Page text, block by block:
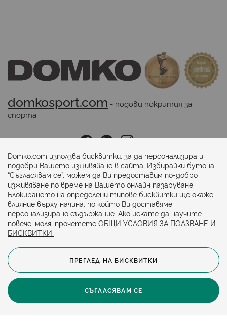
domkosport.com - подови покрития за
спорта
Последвайте ни:
Начини на плащане:
© 2024. Всички права запазени.
Общи условия
Политика за бисквитки
Domko.com използва бисквитки, за да персонализира и
подобри Вашето изживяване в сайта. Избирайки бутона
“Съгласявам се”, можем да Ви предоставим по-добро
изживяване по време на Вашето онлайн пазаруване.
Блокирането на определени типове бисквитки ще окаже
влияние върху начина, по който Ви доставяме
персонализирано съдържание. Ако искате да научите
повече, моля, прочетете ОБЩИ УСЛОВИЯ ЗА ПОЛЗВАНЕ И
БИСКВИТКИ.
СЪГЛАСЯВАМ СЕ
ПРЕГЛЕД НА БИСКВИТКИ